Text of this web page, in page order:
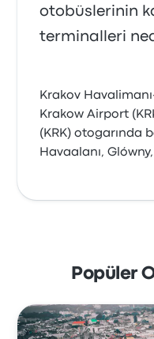
otobüslerinin
terminalleri
Krakov
Krakow Airport
(KRK) otogarında
Havaalanı,
Popüler